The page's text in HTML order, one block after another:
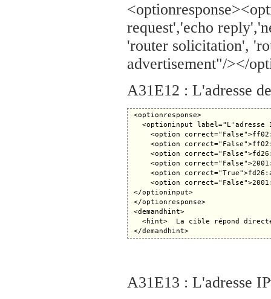
request','echo
'router solicitation',
advertisement"/></
A31E12 : L'adresse
<optionresponse>
<optioninput label="L'adresse
<option
<option
<option
<option
<option
<option
</optioninput>
</optionresponse>
<demandhint>
<hint>  La cible répond
A31E13 : L'adresse